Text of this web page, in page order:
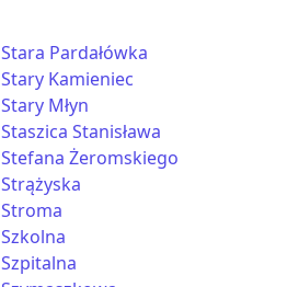
Stara Pardałówka
Stary Kamieniec
Stary Młyn
Staszica Stanisława
Stefana Żeromskiego
Strążyska
Stroma
Szkolna
Szpitalna